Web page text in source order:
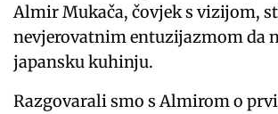
Almir Mukača, čovjek s vizijom,
nevjerovatnim entuzijazmom da
japansku kuhinju.
Razgovarali smo s Almirom o